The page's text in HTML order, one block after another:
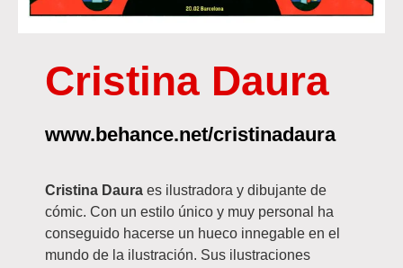
Cristina Daura
www.behance.net/cristinadaura
Cristina Daura es ilustradora y dibujante de
cómic. Con un estilo único y muy personal ha
conseguido hacerse un hueco innegable en el
mundo de la ilustración. Sus ilustraciones